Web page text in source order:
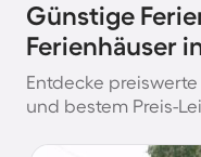
Günstige
Ferienhäuser
Entdecke
und bestem Preis-